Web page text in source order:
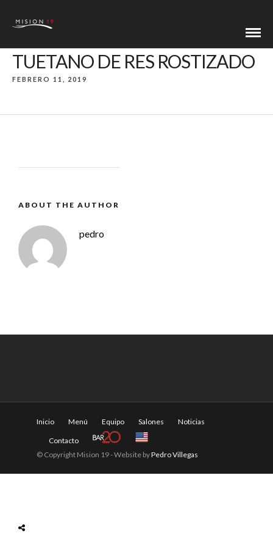
TUETANO DE RES ROSTIZADO
FEBRERO 11, 2019
ABOUT THE AUTHOR
pedro
Inicio Menú Equipo Salones Noticias
Contacto
© Copyright Mision 19 - Website byPedro Villegas